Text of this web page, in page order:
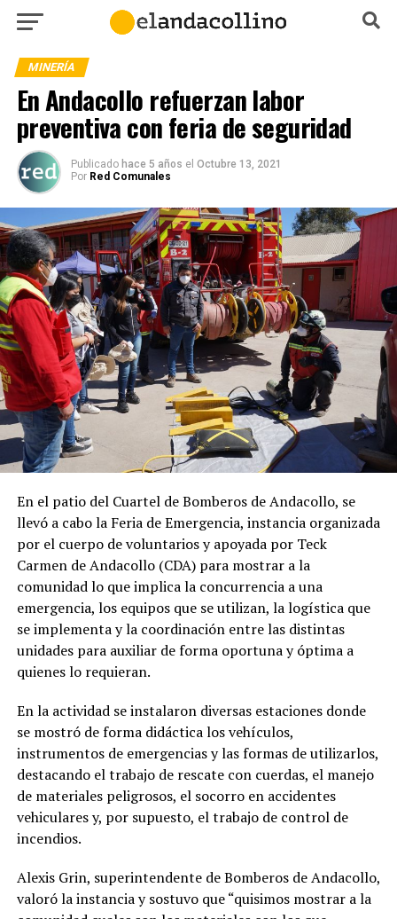
MINERÍA
En Andacollo refuerzan labor
preventiva con feria de seguridad
Publicado hace 5 años el Octubre 13, 2021
Por Red Comunales
En el patio del Cuartel de Bomberos de Andacollo, se
llevó a cabo la Feria de Emergencia, instancia organizada
por el cuerpo de voluntarios y apoyada por Teck
Carmen de Andacollo (CDA) para mostrar a la
comunidad lo que implica la concurrencia a una
emergencia, los equipos que se utilizan, la logística que
se implementa y la coordinación entre las distintas
unidades para auxiliar de forma oportuna y óptima a
quienes lo requieran.
En la actividad se instalaron diversas estaciones donde
se mostró de forma didáctica los vehículos,
instrumentos de emergencias y las formas de utilizarlos,
destacando el trabajo de rescate con cuerdas, el manejo
de materiales peligrosos, el socorro en accidentes
vehiculares y, por supuesto, el trabajo de control de
incendios.
Alexis Grin, superintendente de Bomberos de Andacollo,
valoró la instancia y sostuvo que “quisimos mostrar a la